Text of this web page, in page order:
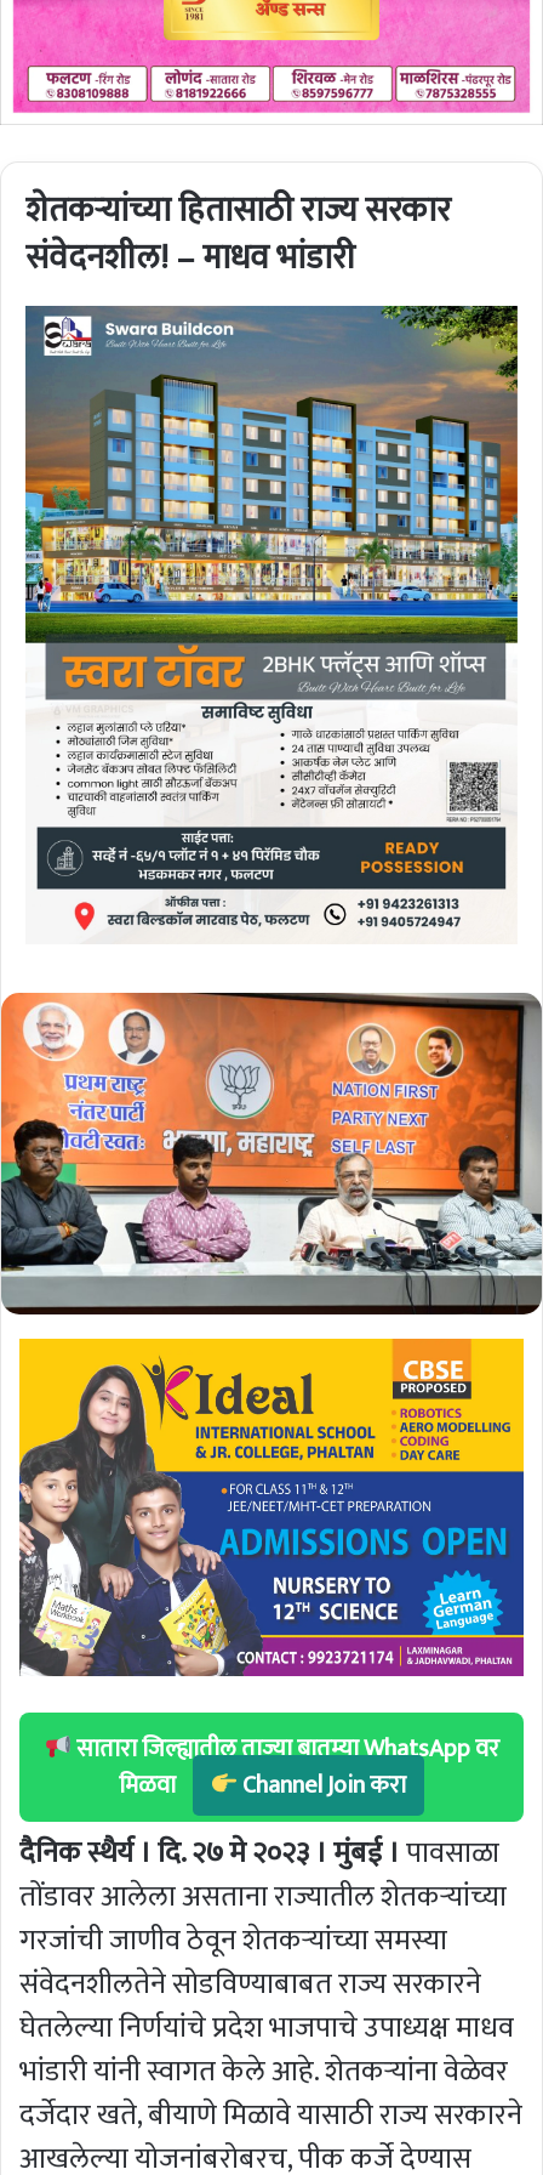
शेतकऱ्यांच्या हितासाठी राज्य सरकार
संवेदनशील! – माधव भांडारी
सातारा जिल्ह्यातील ताज्या बातम्या WhatsApp वर
मिळवा
Channel Join करा
दैनिक स्थैर्य । दि. २७ मे २०२३ । मुंबई । पावसाळा
तोंडावर आलेला असताना राज्यातील शेतकऱ्यांच्या
गरजांची जाणीव ठेवून शेतकऱ्यांच्या समस्या
संवेदनशीलतेने सोडविण्याबाबत राज्य सरकारने
घेतलेल्या निर्णयांचे प्रदेश भाजपाचे उपाध्यक्ष माधव
भांडारी यांनी स्वागत केले आहे. शेतकऱ्यांना वेळेवर
दर्जेदार खते, बीयाणे मिळावे यासाठी राज्य सरकारने
आखलेल्या योजनांबरोबरच, पीक कर्जे देण्यास